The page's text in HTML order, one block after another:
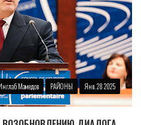
Мамедов РАЙОНЫ Янв. 28 2025